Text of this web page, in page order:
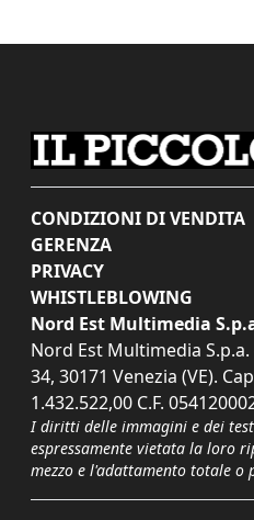
CONDIZIONI DI VENDITA
GERENZA
PRIVACY
WHISTLEBLOWING
Nord Est Multimedia
Nord Est Multimedia
34, 30171 Venezia (VE).
1.432.522,00 C.F.
I diritti delle immagini e dei
espressamente vietata la loro
mezzo e l'adattamento totale o